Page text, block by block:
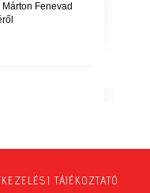
Fenevad
TÁJÉKOZTATÓ